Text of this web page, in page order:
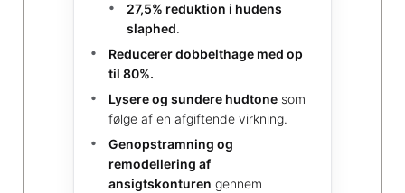
27,5% reduktion i hudens
slaphed.
Reducerer dobbelthage med op
til 80%.
Lysere og sundere hudtone som
følge af en afgiftende virkning.
Genopstramning og
remodellering af
ansigtskonturen gennem